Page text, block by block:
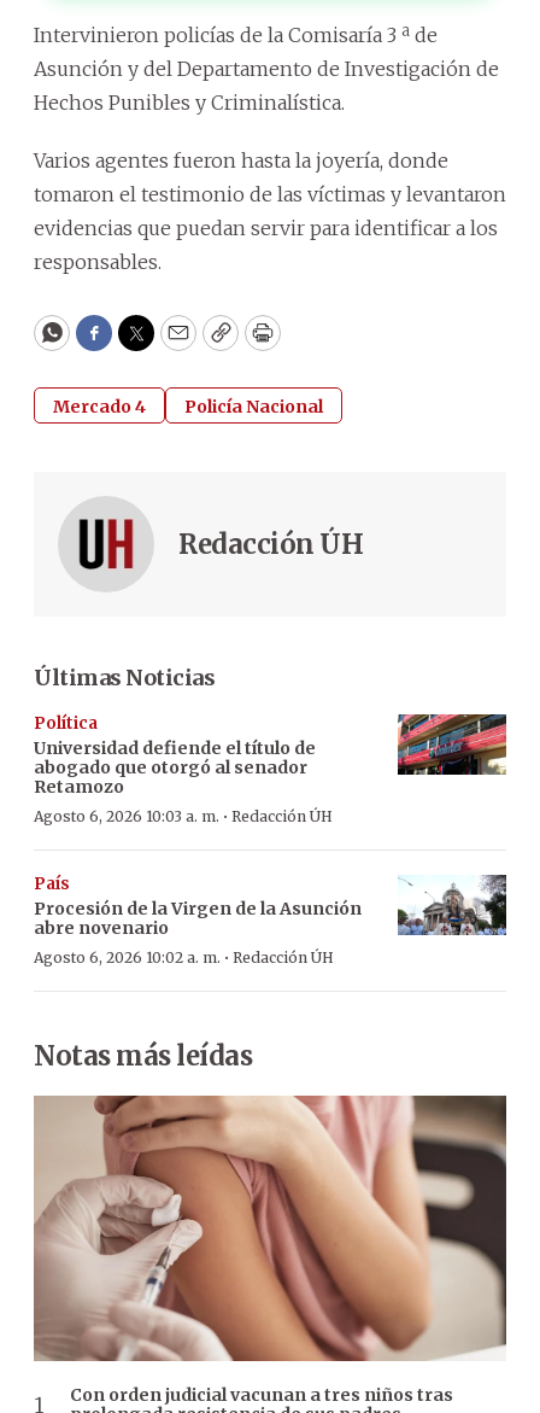
Intervinieron policías de la Comisaría 3 ª de
Asunción y del Departamento de Investigación de
Hechos Punibles y Criminalística.
Varios agentes fueron hasta la joyería, donde
tomaron el testimonio de las víctimas y levantaron
evidencias que puedan servir para identificar a los
responsables.
WhatsApp
Facebook
Twitter
EmailCopyPrint
Mercado 4 Policía Nacional
Redacción ÚH
Últimas Noticias
Política
Universidad defiende el título de
abogado que otorgó al senador
Retamozo
Agosto 6, 2026 10:03 a. m. · Redacción ÚH
País
Procesión de la Virgen de la Asunción
abre novenario
Agosto 6, 2026 10:02 a. m. · Redacción ÚH
Notas más leídas
Con orden judicial vacunan a tres niños tras